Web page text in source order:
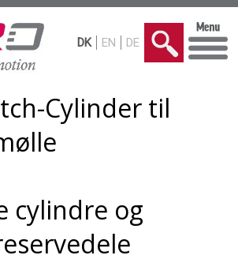
Cylinder til
cylindre og
DK EN DE